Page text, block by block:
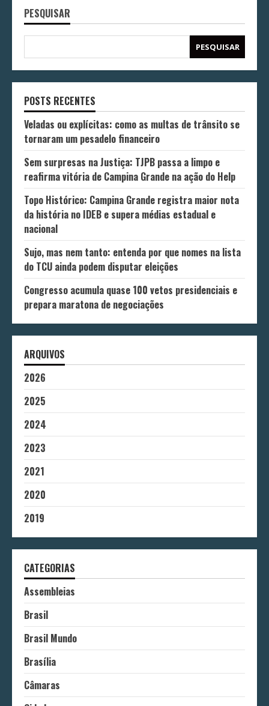
PESQUISAR
PESQUISAR
POSTS RECENTES
Veladas ou explícitas: como as multas de trânsito se
tornaram um pesadelo financeiro
Sem surpresas na Justiça: TJPB passa a limpo e
reafirma vitória de Campina Grande na ação do Help
Topo Histórico: Campina Grande registra maior nota
da história no IDEB e supera médias estadual e
nacional
Sujo, mas nem tanto: entenda por que nomes na lista
do TCU ainda podem disputar eleições
Congresso acumula quase 100 vetos presidenciais e
prepara maratona de negociações
ARQUIVOS
2026
2025
2024
2023
2021
2020
2019
CATEGORIAS
Assembleias
Brasil
Brasil Mundo
Brasília
Câmaras